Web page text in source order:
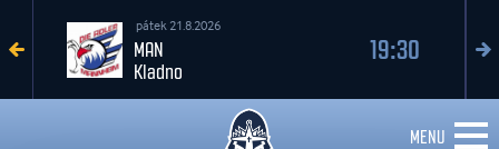
pátek 21.8.2026
MAN
Kladno
19:30
MENU